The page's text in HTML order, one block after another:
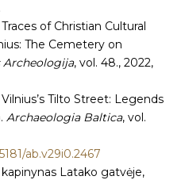
of Christian Cultural
The Cemetery on
Archeologija, vol. 48., 2022,
Tilto Street: Legends
Archaeologia Baltica, vol.
ab.v29i0.2467
Latako gatvėje,